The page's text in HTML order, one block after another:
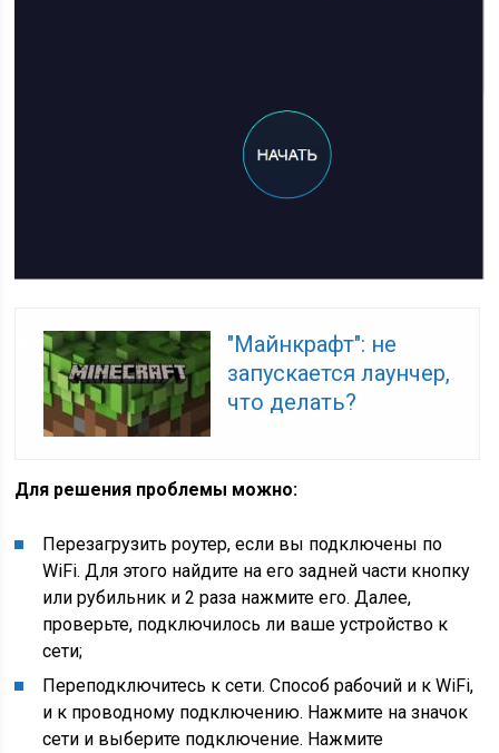
"Майнкрафт": не
запускается лаунчер,
что делать?
Для решения проблемы можно:
Перезагрузить роутер, если вы подключены по
WiFi. Для этого найдите на его задней части кнопку
или рубильник и 2 раза нажмите его. Далее,
проверьте, подключилось ли ваше устройство к
сети;
Переподключитесь к сети. Способ рабочий и к WiFi,
и к проводному подключению. Нажмите на значок
сети и выберите подключение. Нажмите